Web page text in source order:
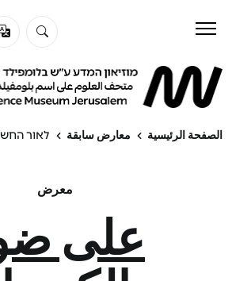
زورونا
تعلم
عن المتحف
الصفحة الرئيسية معارض سابقة לאור
معرض
على